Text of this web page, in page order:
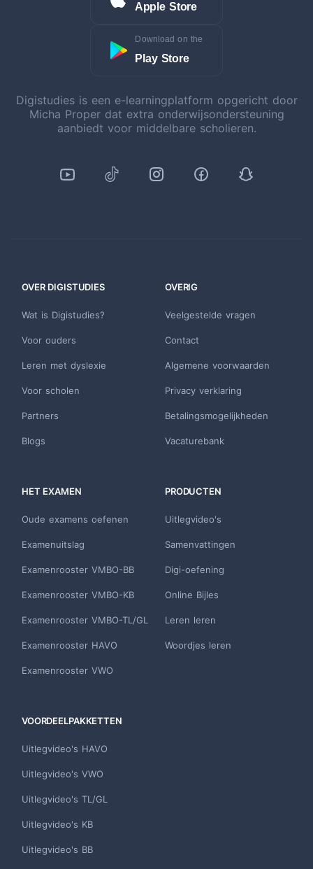
Apple Store
Download on the
Play Store
Digistudies is een e-learningplatform opgericht door
Micha Proper dat extra onderwijsondersteuning
aanbiedt voor middelbare scholieren.
OVER DIGISTUDIES
Wat is Digistudies?
Voor ouders
Leren met dyslexie
Voor scholen
Partners
Blogs
OVERIG
Veelgestelde vragen
Contact
Algemene voorwaarden
Privacy verklaring
Betalingsmogelijkheden
Vacaturebank
HET EXAMEN
Oude examens oefenen
Examenuitslag
Examenrooster VMBO-BB
Examenrooster VMBO-KB
Examenrooster VMBO-TL/GL
Examenrooster HAVO
Examenrooster VWO
PRODUCTEN
Uitlegvideo's
Samenvattingen
Digi-oefening
Online Bijles
Leren leren
Woordjes leren
VOORDEELPAKKETTEN
Uitlegvideo's HAVO
Uitlegvideo's VWO
Uitlegvideo's TL/GL
Uitlegvideo's KB
Uitlegvideo's BB